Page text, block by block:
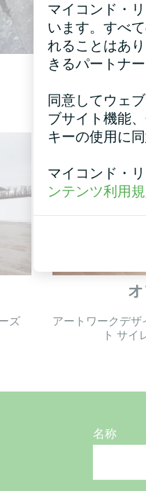
ズ
アートワークデザ
ト サイ
名称
マイコンド・
います。すべ
れることはあ
きるパートナ
同意してウェ
ブサイト機能
キーの使用に
マイコンド・リ
ンテンツ利用